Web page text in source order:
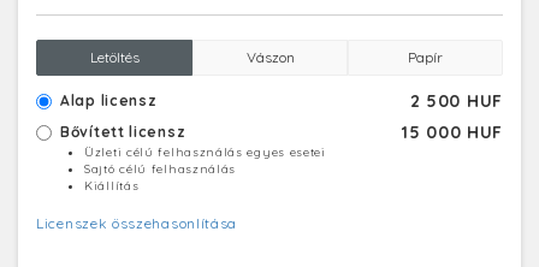
Letöltés Vászon Papír
Alap licensz 2 500 HUF
Bővített licensz 15 000 HUF
Üzleti célú felhasználás egyes esetei
Sajtó célú felhasználás
Kiállítás
Licenszek összehasonlítása